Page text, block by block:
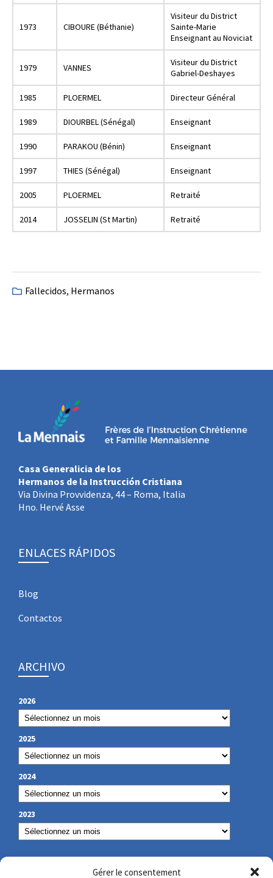
Gérer le consentement
1973 CIBOURE (Béthanie)
Visiteur du District
Sainte-Marie
Enseignant au Noviciat
1979 VANNES
Visiteur du District
Gabriel-Deshayes
1985 PLOERMEL Directeur Général
1989 DIOURBEL (Sénégal) Enseignant
1990 PARAKOU (Bénin) Enseignant
1997 THIES (Sénégal) Enseignant
2005 PLOERMEL Retraité
2014 JOSSELIN (St Martin) Retraité
Fallecidos, Hermanos
Casa Generalicia de los
Hermanos de la Instrucción Cristiana
Via Divina Provvidenza, 44 – Roma, Italia
Hno. Hervé Asse
ENLACES RÁPIDOS
Blog
Contactos
ARCHIVO
2026
2025
2024
2023
NUESTROS DATOS DE CONTACTO